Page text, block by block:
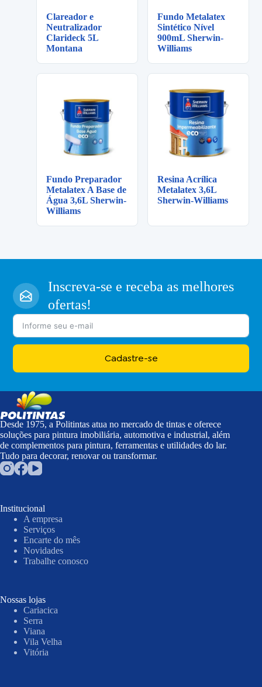
Clareador e
Neutralizador
Clarideck 5L
Montana
Fundo Metalatex
Sintético Nível
900mL Sherwin-
Williams
Fundo Preparador
Metalatex A Base de
Água 3,6L Sherwin-
Williams
Resina Acrílica
Metalatex 3,6L
Sherwin-Williams
Inscreva-se e receba as melhores
ofertas!
Cadastre-se
Desde 1975, a Politintas atua no mercado de tintas e oferece
soluções para pintura imobiliária, automotiva e industrial, além
de complementos para pintura, ferramentas e utilidades do lar.
Tudo para decorar, renovar ou transformar.
Institucional
A empresa
Serviços
Encarte do mês
Novidades
Trabalhe conosco
Nossas lojas
Cariacica
Serra
Viana
Vila Velha
Vitória